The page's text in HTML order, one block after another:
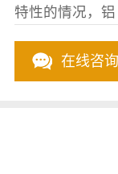
特性的情况，铝
在线咨询